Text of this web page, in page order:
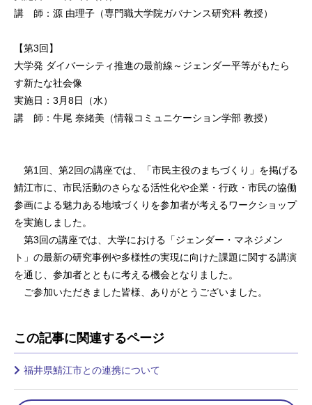
講 師：源 由理子（専門職大学院ガバナンス研究科 教授）
【第3回】
大学発 ダイバーシティ推進の最前線～ジェンダー平等がもたら
す新たな社会像
実施日：3月8日（水）
講 師：牛尾 奈緒美（情報コミュニケーション学部 教授）
第1回、第2回の講座では、「市民主役のまちづくり」を掲げる
鯖江市に、市民活動のさらなる活性化や企業・行政・市民の協働
参画による魅力ある地域づくりを参加者が考えるワークショップ
を実施しました。
第3回の講座では、大学における「ジェンダー・マネジメン
ト」の最新の研究事例や多様性の実現に向けた課題に関する講演
を通じ、参加者とともに考える機会となりました。
ご参加いただきました皆様、ありがとうございました。
この記事に関連するページ
福井県鯖江市との連携について